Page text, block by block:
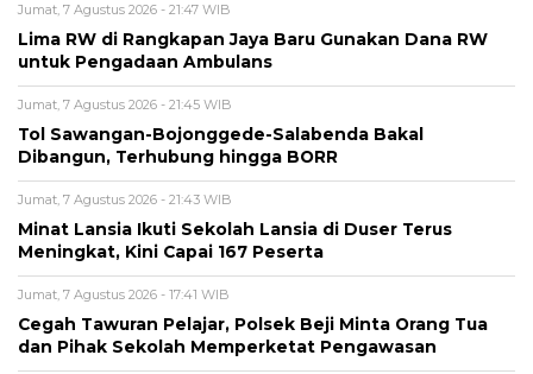
Jumat, 7 Agustus 2026 - 21:47 WIB
Lima RW di Rangkapan Jaya Baru Gunakan Dana RW
untuk Pengadaan Ambulans
Jumat, 7 Agustus 2026 - 21:45 WIB
Tol Sawangan-Bojonggede-Salabenda Bakal
Dibangun, Terhubung hingga BORR
Jumat, 7 Agustus 2026 - 21:43 WIB
Minat Lansia Ikuti Sekolah Lansia di Duser Terus
Meningkat, Kini Capai 167 Peserta
Jumat, 7 Agustus 2026 - 17:41 WIB
Cegah Tawuran Pelajar, Polsek Beji Minta Orang Tua
dan Pihak Sekolah Memperketat Pengawasan